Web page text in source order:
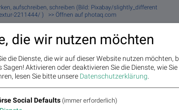
aufschreiben, schreiben (Bild: Pixabay/slightly_different
2211444/ ) >> Öffnen auf photaq.com
Mobility AG ,Andritz,Semperit,EuroTeleSites AG
,ATX NTR Erste Group ,Porr,SBO ,AT&S,Frequentis
Warimpex ,BTV AG,BKS Bank Stamm,Agrana, Lenzing,
,Telekom Austria,UBM,Uniqa,SAP.
die wir nutzen möchten
die Dienste, die wir auf dieser Website nutzen möchten,
Sagen! Aktivieren oder deaktivieren Sie die Dienste, wie
lesen Sie bitte unsere Datenschutzerklärung
Social Defaults (immer erforderlich)